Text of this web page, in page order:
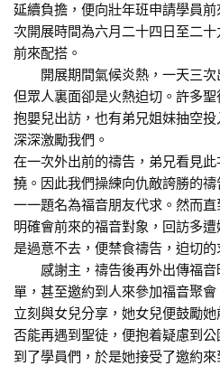
延續負擔，便向壯年班申請學員
次開展時間為六月二十四日至二
前來配搭。
開展期間氣候炎熱，一天三次
但眾人裏面卻是火熱迫切。許多
抱嬰兒出訪，也有弟兄姐妹抽空
深深激勵我們。
在一次外出前的禱告，弟兄看見
撓。因此我們操練向仇敵誇勝的
一一題名為福音朋友代求。然而
明確會前來的福音對象，回訪多
是過意不去，便禁食禱告，迫切的
感謝主，禱告後再外出傳福音
單，甚至邀約到人來參加福音聚
立刻與女兒分享，她女兒便鼓勵
否能再遇到聖徒，便抱着疑慮到
到了學員們，於是她接受了邀約